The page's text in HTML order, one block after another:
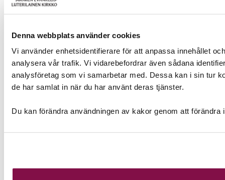
Denna webbplats använder cookies
Vi använder enhetsidentifierare för att anpassa innehållet
analysera vår trafik. Vi vidarebefordrar även sådana
analysföretag som vi samarbetar med. Dessa kan i sin tur
de har samlat in när du har använt deras tjänster.
Du kan förändra användningen av kakor genom att